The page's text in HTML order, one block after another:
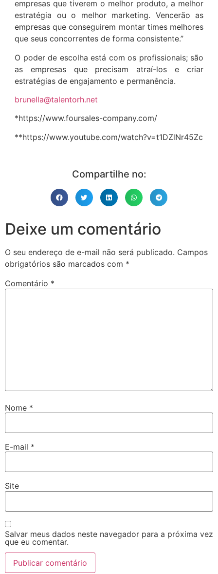
empresas que tiverem o melhor produto, a melhor
estratégia ou o melhor marketing. Vencerão as
empresas que conseguirem montar times melhores
que seus concorrentes de forma consistente.”
O poder de escolha está com os profissionais; são
as empresas que precisam atraí-los e criar
estratégias de engajamento e permanência.
brunella@talentorh.net
*https://www.foursales-company.com/
**https://www.youtube.com/watch?v=t1DZlNr45Zc
Compartilhe no:
Deixe um comentário
O seu endereço de e-mail não será publicado. Campos
obrigatórios são marcados com *
Comentário *
Nome *
E-mail *
Site
Salvar meus dados neste navegador para a próxima vez
que eu comentar.